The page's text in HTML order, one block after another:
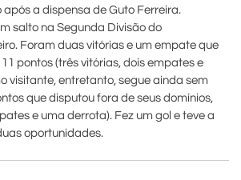
após a dispensa de Guto Ferreira.
salto na Segunda Divisão do
Foram duas vitórias e um empate que
pontos (três vitórias, dois empates e
visitante, entretanto, segue ainda sem
que disputou fora de seus domínios,
e uma derrota). Fez um gol e teve a
oportunidades.